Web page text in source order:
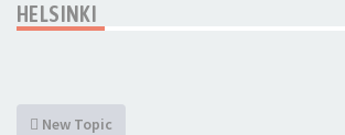
HELSINKI
New Topic